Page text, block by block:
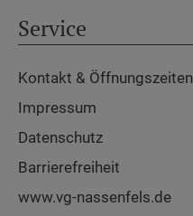
Service
Kontakt & Öffnungszeiten
Impressum
Datenschutz
Barrierefreiheit
www.vg-nassenfels.de